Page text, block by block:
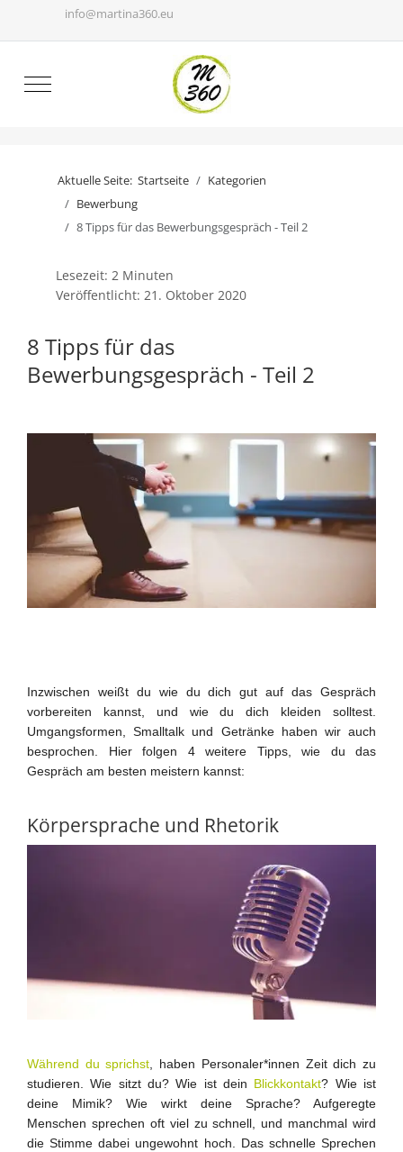
info@martina360.eu
Mobile Menu Toggle
Aktuelle Seite: Startseite
Kategorien
Bewerbung
8 Tipps für das Bewerbungsgespräch - Teil 2
Lesezeit: 2 Minuten
Veröffentlicht: 21. Oktober 2020
8 Tipps für das
Bewerbungsgespräch - Teil 2
Inzwischen weißt du wie du dich gut auf das Gespräch
vorbereiten kannst, und wie du dich kleiden solltest.
Umgangsformen, Smalltalk und Getränke haben wir auch
besprochen. Hier folgen 4 weitere Tipps, wie du das
Gespräch am besten meistern kannst:
Körpersprache und Rhetorik
Während du sprichst, haben Personaler*innen Zeit dich zu
studieren. Wie sitzt du? Wie ist dein Blickkontakt? Wie ist
deine Mimik? Wie wirkt deine Sprache? Aufgeregte
Menschen sprechen oft viel zu schnell, und manchmal wird
die Stimme dabei ungewohnt hoch. Das schnelle Sprechen